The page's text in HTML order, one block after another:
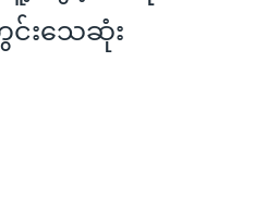
င်းသေဆုံး